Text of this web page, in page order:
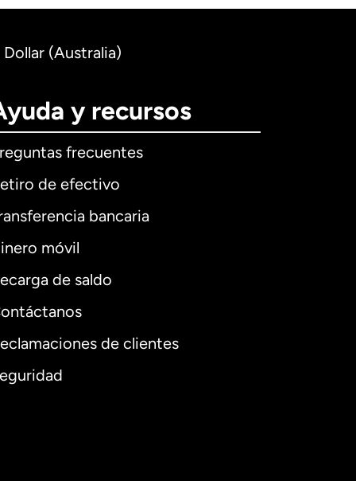
(Australia)
y recursos
frecuentes
de efectivo
bancaria
móvil
de saldo
de clientes